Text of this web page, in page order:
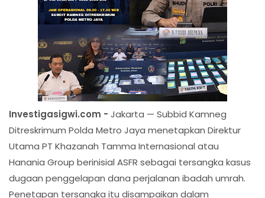
Investigasigwi.com - Jakarta — Subbid Kamneg
Ditreskrimum Polda Metro Jaya menetapkan Direktur
Utama PT Khazanah Tamma Internasional atau
Hanania Group berinisial ASFR sebagai tersangka kasus
dugaan penggelapan dana perjalanan ibadah umrah.
Penetapan tersangka itu disampaikan dalam